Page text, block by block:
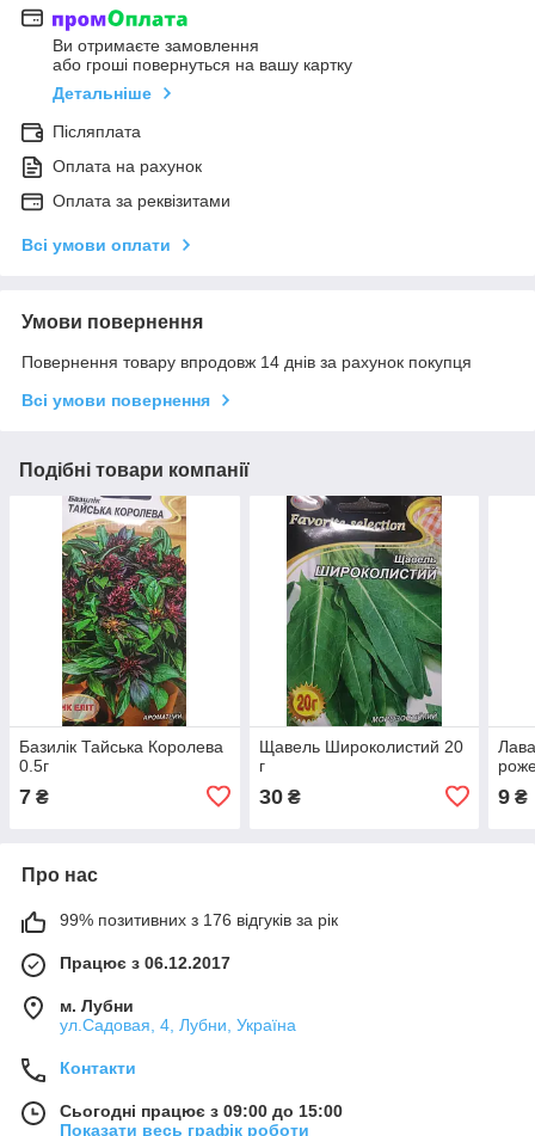
Ви отримаєте замовлення
або гроші повернуться на вашу картку
Детальніше
Післяплата
Оплата на рахунок
Оплата за реквізитами
Всі умови оплати
Умови повернення
Повернення товару впродовж 14 днів за рахунок покупця
Всі умови повернення
Подібні товари компанії
Базилік Тайська Королева
0.5г
7 ₴
Щавель Широколистий 20
г
30₴ 9 ₴
Про нас
99% позитивних з 176 відгуків за рік
Працює з 06.12.2017
м. Лубни
ул.Садовая, 4, Лубни, Україна
Контакти
Сьогодні працює з 09:00 до 15:00
Показати весь графік роботи